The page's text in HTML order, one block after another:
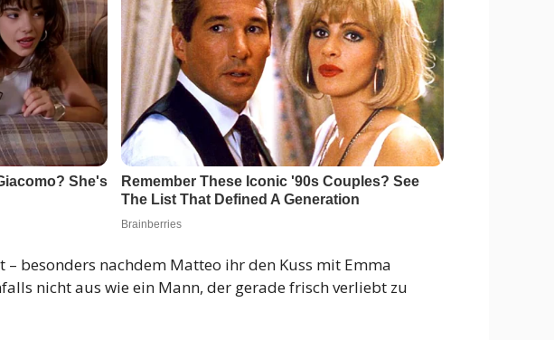
besonders nachdem Matteo ihr den Kuss mit Emma
nicht aus wie ein Mann, der gerade frisch verliebt zu